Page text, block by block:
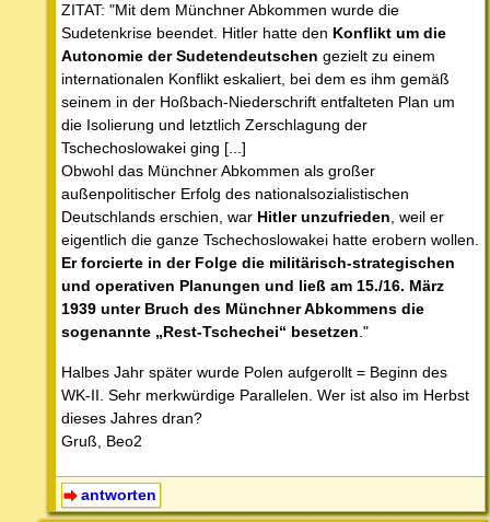
ZITAT: "Mit dem Münchner Abkommen wurde die
Sudetenkrise beendet. Hitler hatte den Konflikt um die
Autonomie der Sudetendeutschen gezielt zu einem
internationalen Konflikt eskaliert, bei dem es ihm gemäß
seinem in der Hoßbach-Niederschrift entfalteten Plan um
die Isolierung und letztlich Zerschlagung der
Tschechoslowakei ging [...]
Obwohl das Münchner Abkommen als großer
außenpolitischer Erfolg des nationalsozialistischen
Deutschlands erschien, war Hitler unzufrieden, weil er
eigentlich die ganze Tschechoslowakei hatte erobern wollen.
Er forcierte in der Folge die militärisch-strategischen
und operativen Planungen und ließ am 15./16. März
1939 unter Bruch des Münchner Abkommens die
sogenannte „Rest-Tschechei“ besetzen."
Halbes Jahr später wurde Polen aufgerollt = Beginn des
WK-II. Sehr merkwürdige Parallelen. Wer ist also im Herbst
dieses Jahres dran?
Gruß, Beo2
antworten